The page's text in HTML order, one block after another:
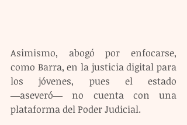
Asimismo, abogó por enfocarse,
como Barra, en la justicia digital para
los jóvenes, pues el estado
―aseveró― no cuenta con una
plataforma del Poder Judicial.